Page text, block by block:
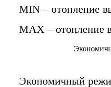
MIN – отопление
МAX – отопление
Экономичный